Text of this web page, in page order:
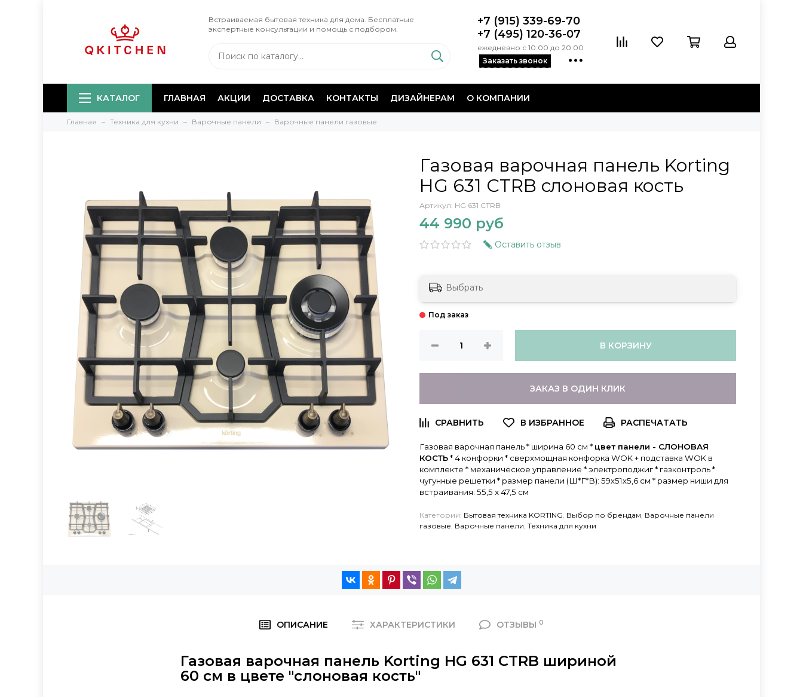
Встраиваемая бытовая техника для дома. Бесплатные
экспертные консультации и помощь с подбором.
+7 (915) 339-69-70
+7 (495) 120-36-07
ежедневно с 10:00 до 20:00
Заказать звонок
КАТАЛОГ ГЛАВНАЯ АКЦИИ ДОСТАВКА КОНТАКТЫ ДИЗАЙНЕРАМ О КОМПАНИИ
Главная Техника для кухни Варочные панели Варочные панели газовые
Газовая варочная панель Korting
HG 631 CTRB слоновая кость
Артикул: HG 631 CTRB
44 990 руб
Оставить отзыв
Выбрать
В КОРЗИНУ
ЗАКАЗ В ОДИН КЛИК
РАСПЕЧАТАТЬ
Газовая варочная панель * ширина 60 см * цвет панели - СЛОНОВАЯ
КОСТЬ* 4 конфорки * сверхмощная конфорка WOK + подставка WOK в
комплекте * механическое управление * электроподжиг * газконтроль *
чугунные решетки * размер панели (Ш*Г*В): 59х51х5,6 см * размер ниши для
встраивания: 55,5 x 47,5 см
Категории: Бытовая техника KORTING, Выбор по брендам, Варочные панели
газовые, Варочные панели, Техника для кухни
ОПИСАНИЕ ХАРАКТЕРИСТИКИ ОТЗЫВЫ 0
Газовая варочная панель Korting HG 631 CTRB шириной
60 см в цвете "слоновая кость"